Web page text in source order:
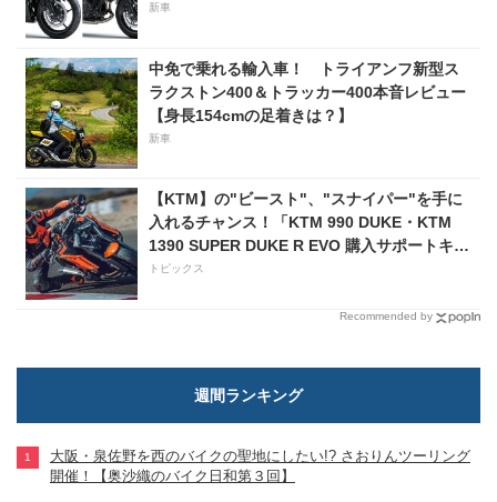
新車
中免で乗れる輸入車！ トライアンフ新型ス
ラクストン400＆トラッカー400本音レビュー
【身長154cmの足着きは？】
新車
【KTM】の"ビースト"、"スナイパー"を手に
入れるチャンス！「KTM 990 DUKE・KTM
1390 SUPER DUKE R EVO 購入サポートキャ
ンペーン」
トピックス
Recommended by
週間ランキング
大阪・泉佐野を西のバイクの聖地にしたい!? さおりんツーリング
開催！【奥沙織のバイク日和第３回】